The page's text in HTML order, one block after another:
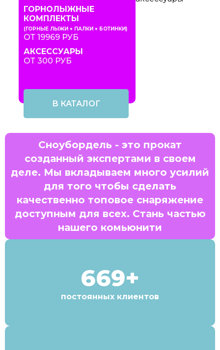
ГОРНОЛЫЖНЫЕ
КОМПЛЕКТЫ
(ГОРНЫЕ ЛЫЖИ + ПАЛКИ + БОТИНКИ)
ОТ 19969 РУБ
АКСЕССУАРЫ
ОТ 300 РУБ
В КАТАЛОГ
Сноубордель - это прокат
созданный экспертами в своем
деле. Мы вкладываем много усилий
для того чтобы сделать
качественно топовое снаряжение
доступным для всех. Стань частью
нашего комьюнити
669+
постоянных клиентов